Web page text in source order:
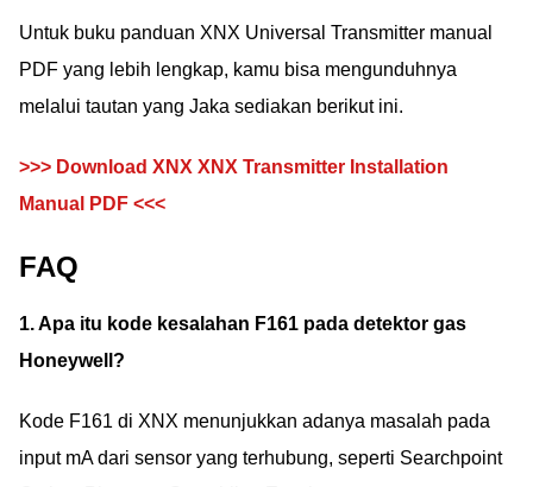
Untuk buku panduan XNX Universal Transmitter manual
PDF yang lebih lengkap, kamu bisa mengunduhnya
melalui tautan yang Jaka sediakan berikut ini.
>>> Download XNX XNX Transmitter Installation
Manual PDF <<<
FAQ
1. Apa itu kode kesalahan F161 pada detektor gas
Honeywell?
Kode F161 di XNX menunjukkan adanya masalah pada
input mA dari sensor yang terhubung, seperti Searchpoint